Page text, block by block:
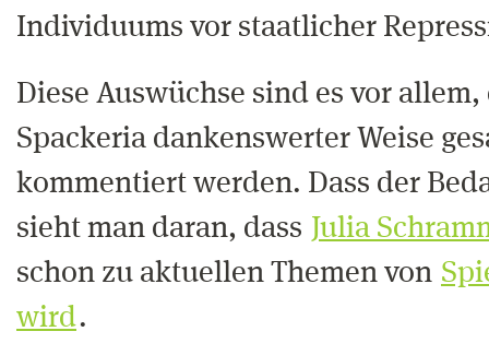
Individuums vor staatlicher
Diese Auswüchse sind es vor
Spackeria dankenswerter Weise
kommentiert werden. Dass der
sieht man daran, dass Julia
schon zu aktuellen Themen von
wird.